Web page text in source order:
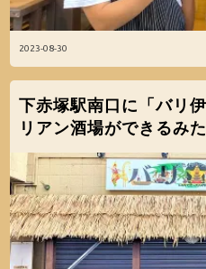
2023-08-30
下赤塚駅南口に「バリ
リアン酒場ができるみた